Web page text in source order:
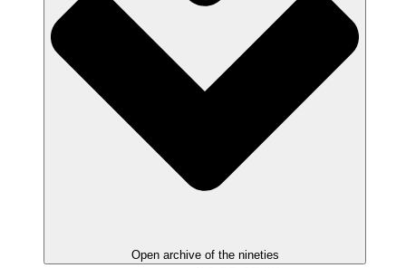
Open archive of the nineties